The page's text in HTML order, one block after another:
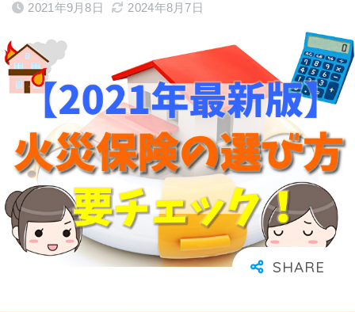
2021年9月8日 2024年8月7日